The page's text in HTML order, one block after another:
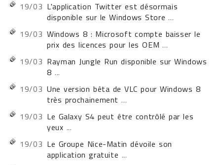
19/03 L'application Twitter est désormais
disponible sur le Windows Store ...
19/03 Windows 8 : Microsoft compte baisser le
prix des licences pour les OEM ...
19/03 Rayman Jungle Run disponible sur Windows
8 ...
19/03 Une version bêta de VLC pour Windows 8
très prochainement ...
19/03 Le Galaxy S4 peut être contrôlé par les
yeux ...
19/03 Le Groupe Nice-Matin dévoile son
application gratuite ...